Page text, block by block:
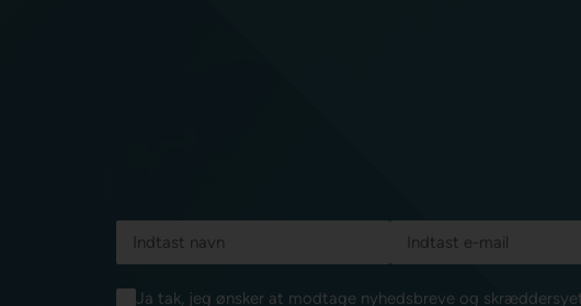
Ja tak, jeg ønsker at modtage nyhedsbreve og